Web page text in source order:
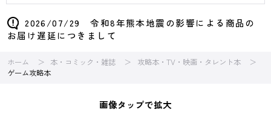
2026/07/29 令和8年熊本地震の影響による商品の
お届け遅延につきまして
ホーム 本・コミック・雑誌
攻略本・TV・映画・タレント本
ゲーム攻略本
画像タップで拡大